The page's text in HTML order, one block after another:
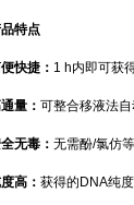
特点
快捷： 1 h内即可获
量： 可整合移液法
无毒： 无需酚/氯仿
高： 获得的DNA纯